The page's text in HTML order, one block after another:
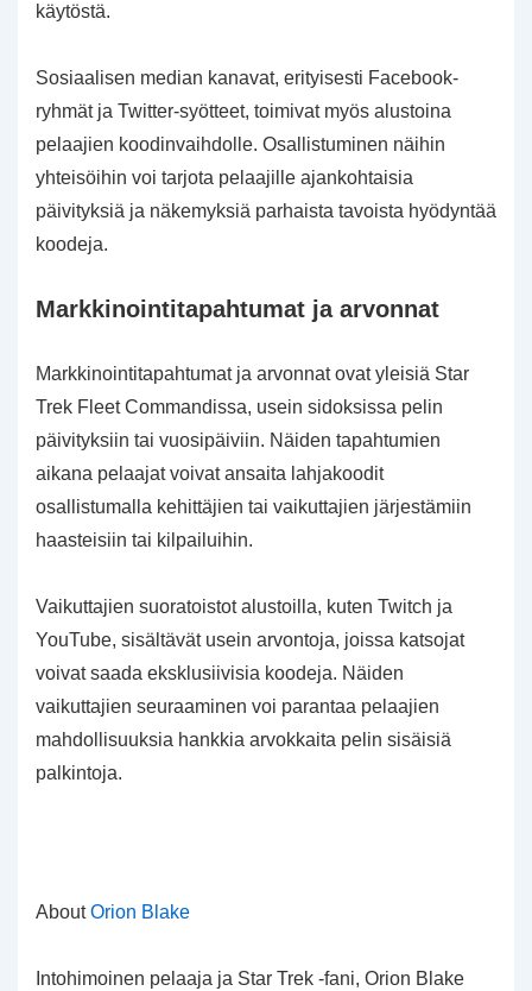
käytöstä.
Sosiaalisen median kanavat, erityisesti Facebook-
ryhmät ja Twitter-syötteet, toimivat myös alustoina
pelaajien koodinvaihdolle. Osallistuminen näihin
yhteisöihin voi tarjota pelaajille ajankohtaisia
päivityksiä ja näkemyksiä parhaista tavoista hyödyntää
koodeja.
Markkinointitapahtumat ja arvonnat
Markkinointitapahtumat ja arvonnat ovat yleisiä Star
Trek Fleet Commandissa, usein sidoksissa pelin
päivityksiin tai vuosipäiviin. Näiden tapahtumien
aikana pelaajat voivat ansaita lahjakoodit
osallistumalla kehittäjien tai vaikuttajien järjestämiin
haasteisiin tai kilpailuihin.
Vaikuttajien suoratoistot alustoilla, kuten Twitch ja
YouTube, sisältävät usein arvontoja, joissa katsojat
voivat saada eksklusiivisia koodeja. Näiden
vaikuttajien seuraaminen voi parantaa pelaajien
mahdollisuuksia hankkia arvokkaita pelin sisäisiä
palkintoja.
AboutOrion Blake
Intohimoinen pelaaja ja Star Trek -fani, Orion Blake